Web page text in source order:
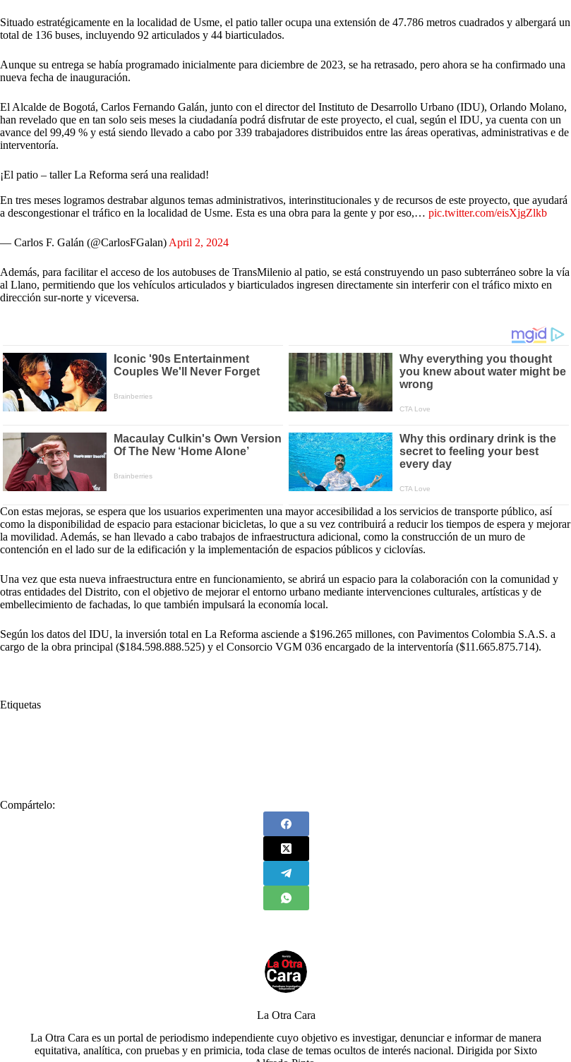
Situado estratégicamente en la localidad de Usme, el patio taller ocupa una extensión de 47.786 metros cuadrados y albergará un
total de 136 buses, incluyendo 92 articulados y 44 biarticulados.
Aunque su entrega se había programado inicialmente para diciembre de 2023, se ha retrasado, pero ahora se ha confirmado una
nueva fecha de inauguración.
El Alcalde de Bogotá, Carlos Fernando Galán, junto con el director del Instituto de Desarrollo Urbano (IDU), Orlando Molano,
han revelado que en tan solo seis meses la ciudadanía podrá disfrutar de este proyecto, el cual, según el IDU, ya cuenta con un
avance del 99,49 % y está siendo llevado a cabo por 339 trabajadores distribuidos entre las áreas operativas, administrativas e de
interventoría.
¡El patio – taller La Reforma será una realidad!
En tres meses logramos destrabar algunos temas administrativos, interinstitucionales y de recursos de este proyecto, que ayudará
a descongestionar el tráfico en la localidad de Usme. Esta es una obra para la gente y por eso,… pic.twitter.com/eisXjgZlkb
— Carlos F. Galán (@CarlosFGalan)April 2, 2024
Además, para facilitar el acceso de los autobuses de TransMilenio al patio, se está construyendo un paso subterráneo sobre la vía
al Llano, permitiendo que los vehículos articulados y biarticulados ingresen directamente sin interferir con el tráfico mixto en
dirección sur-norte y viceversa.
Con estas mejoras, se espera que los usuarios experimenten una mayor accesibilidad a los servicios de transporte público, así
como la disponibilidad de espacio para estacionar bicicletas, lo que a su vez contribuirá a reducir los tiempos de espera y mejorar
la movilidad. Además, se han llevado a cabo trabajos de infraestructura adicional, como la construcción de un muro de
contención en el lado sur de la edificación y la implementación de espacios públicos y ciclovías.
Una vez que esta nueva infraestructura entre en funcionamiento, se abrirá un espacio para la colaboración con la comunidad y
otras entidades del Distrito, con el objetivo de mejorar el entorno urbano mediante intervenciones culturales, artísticas y de
embellecimiento de fachadas, lo que también impulsará la economía local.
Según los datos del IDU, la inversión total en La Reforma asciende a $196.265 millones, con Pavimentos Colombia S.A.S. a
cargo de la obra principal ($184.598.888.525) y el Consorcio VGM 036 encargado de la interventoría ($11.665.875.714).
Etiquetas
Compártelo:
La Otra Cara
La Otra Cara es un portal de periodismo independiente cuyo objetivo es investigar, denunciar e informar de manera
equitativa, analítica, con pruebas y en primicia, toda clase de temas ocultos de interés nacional. Dirigida por Sixto